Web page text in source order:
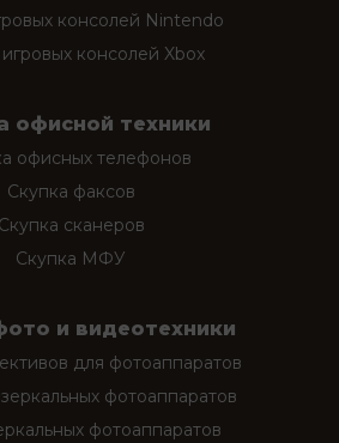
консолей Nintendo
консолей Xbox
офисной техники
офисных телефонов
Скупка факсов
Скупка сканеров
Скупка МФУ
и видеотехники
для фотоаппаратов
фотоаппаратов
фотоаппаратов